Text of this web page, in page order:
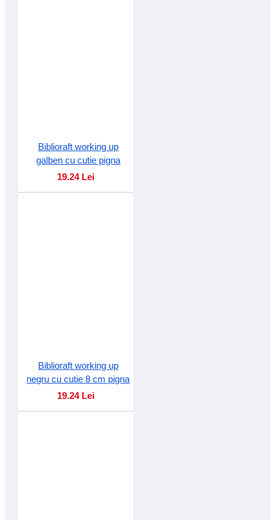
Biblioraft working up
galben cu cutie pigna
19.24 Lei
Biblioraft working up
negru cu cutie 8 cm pigna
19.24 Lei